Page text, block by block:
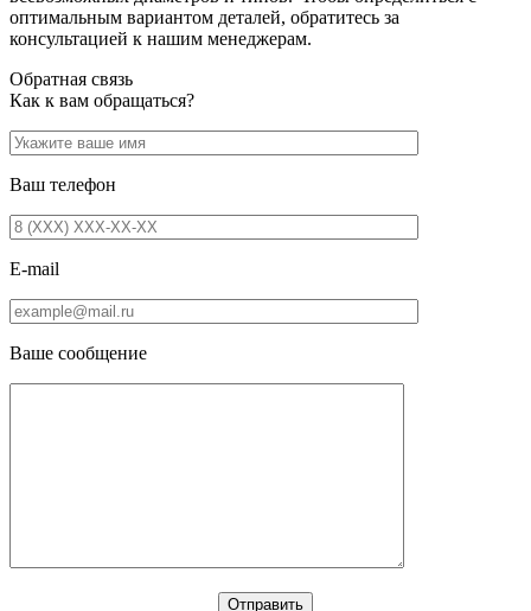
оптимальным вариантом деталей, обратитесь за
консультацией к нашим менеджерам.
Обратная связь
Как к вам обращаться?
Ваш телефон
E-mail
Ваше сообщение